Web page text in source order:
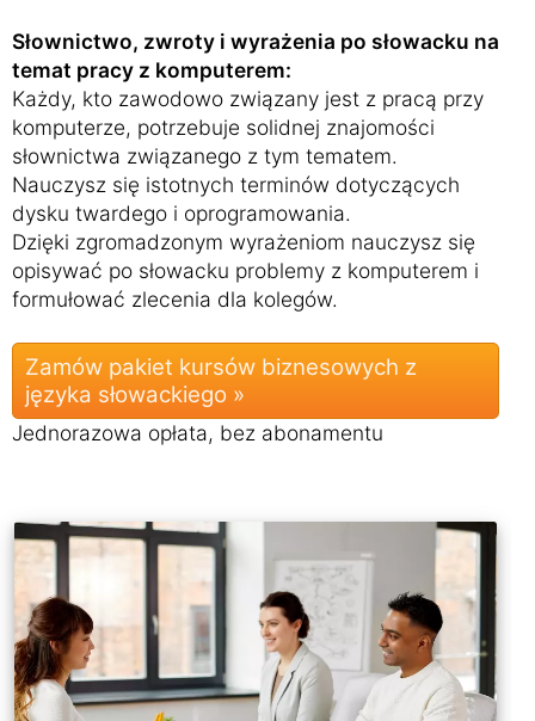
Słownictwo, zwroty i wyrażenia po słowacku na
temat pracy z komputerem:
Każdy, kto zawodowo związany jest z pracą przy
komputerze, potrzebuje solidnej znajomości
słownictwa związanego z tym tematem.
Nauczysz się istotnych terminów dotyczących
dysku twardego i oprogramowania.
Dzięki zgromadzonym wyrażeniom nauczysz się
opisywać po słowacku problemy z komputerem i
formułować zlecenia dla kolegów.
Zamów pakiet kursów biznesowych z
języka słowackiego »
Jednorazowa opłata, bez abonamentu